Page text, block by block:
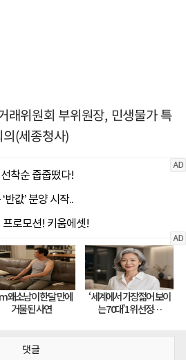
위원회 부위원장, 민생물가 특
(세종청사)
댓글